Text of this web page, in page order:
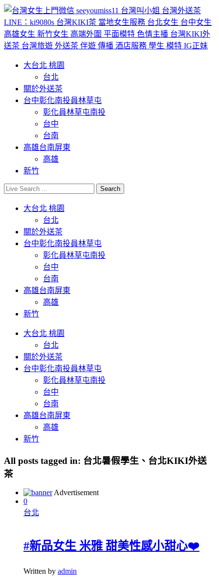
大台北 桃園
台北
關於外送茶
台中彰化南投員林草屯
彰化員林草屯南投
台中
台南
高雄台南屏東
高雄
新竹
大台北 桃園
台北
關於外送茶
台中彰化南投員林草屯
彰化員林草屯南投
台中
台南
高雄台南屏東
高雄
新竹
大台北 桃園
台北
關於外送茶
台中彰化南投員林草屯
彰化員林草屯南投
台中
台南
高雄台南屏東
高雄
新竹
All posts tagged in: 台北暑假學生、台北KIKI外送
茶
Advertisement
0
台北
#新品女生 米雅 甜美性感小甜心❤️
Written by admin